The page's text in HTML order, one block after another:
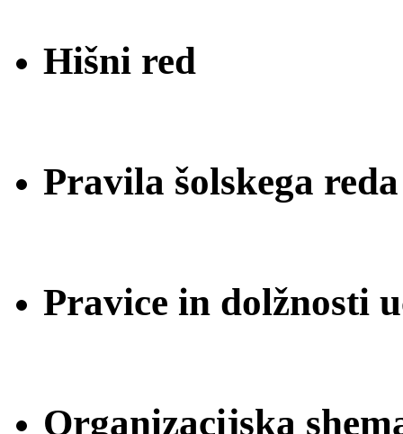
Hišni red
Pravila šolskega reda
Pravice in dolžnosti
Organizacijska